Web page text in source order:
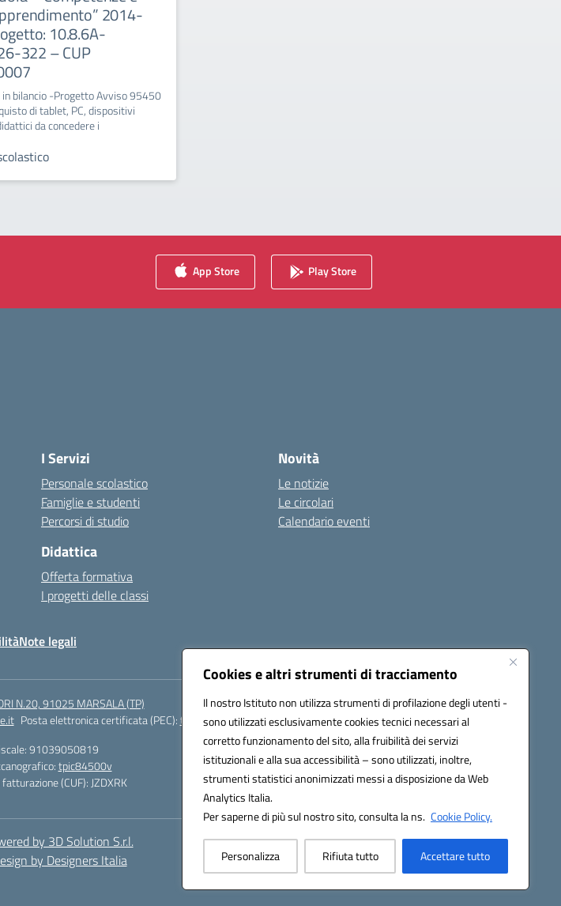
Cookies e altri strumenti di tracciamento
Il nostro Istituto non utilizza strumenti di profilazione degli utenti -
sono utilizzati esclusivamente cookies tecnici necessari al
corretto funzionamento del sito, alla fruibilità dei servizi
istituzionali e alla sua accessibilità – sono utilizzati, inoltre,
strumenti statistici anonimizzati messi a disposizione da Web
Analytics Italia.
Per saperne di più sul nostro sito, consulta la ns. Cookie Policy.
Personalizza Rifiuta tutto Accettare tutto
2014-
10.8.6A-
322 – CUP
in bilancio -Progetto Avviso 95450
di tablet, PC, dispositivi
da concedere i
App Store Play Store
I Servizi
Personale scolastico
Famiglie e studenti
Percorsi di studio
Didattica
Offerta formativa
I progetti delle classi
Novità
Le notizie
Le circolari
Calendario eventi
Note legali
N.20, 91025 MARSALA (TP)
Posta elettronica certificata (PEC):tpic84500v@pec.istruzione.it
91039050819
tpic84500v
(CUF): JZDXRK
by 3D Solution S.r.l.
by Designers Italia